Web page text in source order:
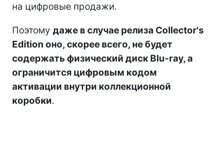
на цифровые продажи.
Поэтому даже в случае релиза Collector's
Edition оно, скорее всего, не будет
содержать физический диск Blu-ray, а
ограничится цифровым кодом
активации внутри коллекционной
коробки.